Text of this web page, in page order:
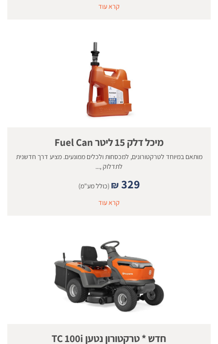
קרא עוד
מיכל דלק 15 ליטר Fuel Can
מותאם במיוחד לטרקטורונים, למכסחות ולכלים ממונעים. מציע דרך חדשנית
לתדלוק ,...
₪ 329
(כולל מע"מ)
קרא עוד
חדש * טרקטורון נטען TC 100i